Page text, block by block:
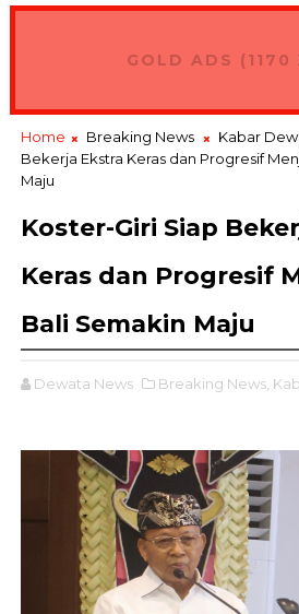
GOLD ADS (1170
Home Breaking News Kabar
Bekerja Ekstra Keras dan Progresif
Maju
Koster-Giri Siap
Keras dan Progresif
Bali Semakin Maju
Dewata News Breaking News,